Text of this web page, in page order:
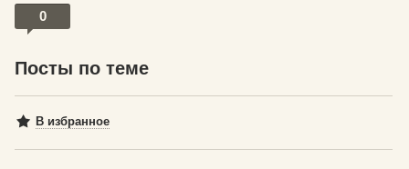
0
Посты по теме
В избранное